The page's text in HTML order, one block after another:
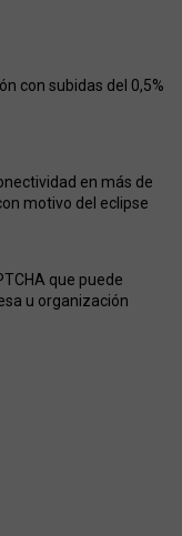
con subidas del 0,5%
en más de
motivo del eclipse
que puede
u organización